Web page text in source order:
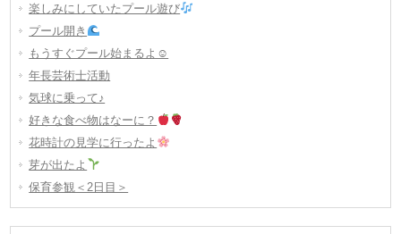
楽しみにしていたプール遊び
プール開き
もうすぐプール始まるよ☺
年長芸術士活動
気球に乗って♪
好きな食べ物はなーに？
花時計の見学に行ったよ
芽が出たよ
保育参観＜2日目＞